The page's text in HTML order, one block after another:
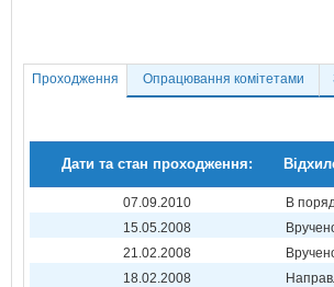
Проходження Опрацювання комітетами
Дати та стан проходження:
07.09.2010
В
15.05.2008
21.02.2008
18.02.2008